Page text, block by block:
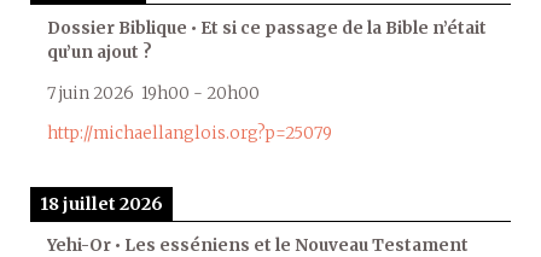
Dossier Biblique • Et si ce passage de la Bible n’était
qu’un ajout ?
7 juin 2026 19h00 - 20h00
http://michaellanglois.org?p=25079
18 juillet 2026
Yehi-Or • Les esséniens et le Nouveau Testament